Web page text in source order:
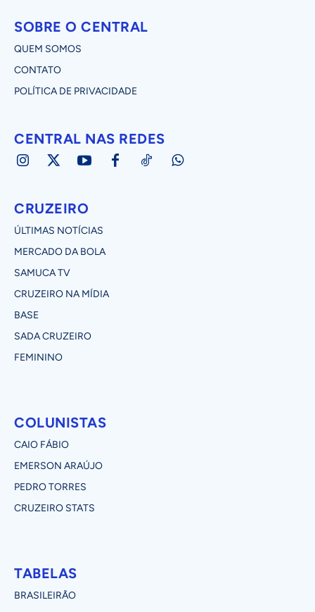
SOBRE O CENTRAL
QUEM SOMOS
CONTATO
POLÍTICA DE PRIVACIDADE
CENTRAL NAS REDES
CRUZEIRO
ÚLTIMAS NOTÍCIAS
MERCADO DA BOLA
SAMUCA TV
CRUZEIRO NA MÍDIA
BASE
SADA CRUZEIRO
FEMININO
COLUNISTAS
CAIO FÁBIO
EMERSON ARAÚJO
PEDRO TORRES
CRUZEIRO STATS
TABELAS
BRASILEIRÃO